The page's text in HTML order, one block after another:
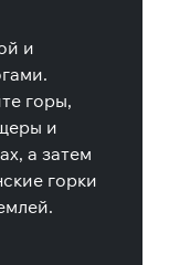
и
горы,
и
а затем
горки